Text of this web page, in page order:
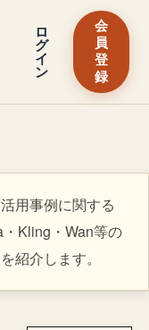
ロ
グ
イ
ン
会
員
登
録
用事例に関する
Kling・Wan等の
紹介します。